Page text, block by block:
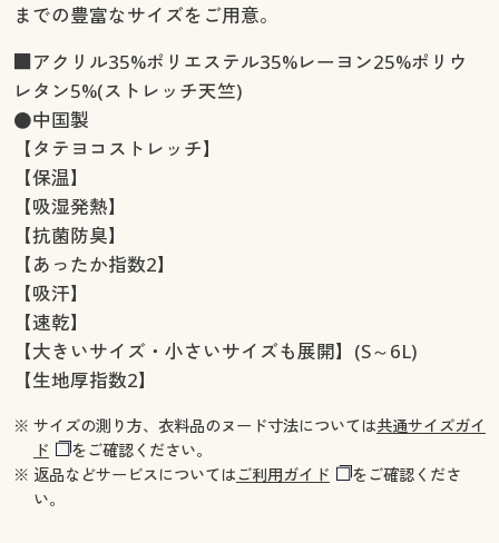
までの豊富なサイズをご用意。
■アクリル35%ポリエステル35%レーヨン25%ポリウ
レタン5%(ストレッチ天竺)
●中国製
【タテヨコストレッチ】
【保温】
【吸湿発熱】
【抗菌防臭】
【あったか指数2】
【吸汗】
【速乾】
【大きいサイズ・小さいサイズも展開】(S～6L)
【生地厚指数2】
※ サイズの測り方、衣料品のヌード寸法については共通サイズガイ
ド
をご確認ください。
※ 返品などサービスについてはご利用ガイド
をご確認くださ
い。